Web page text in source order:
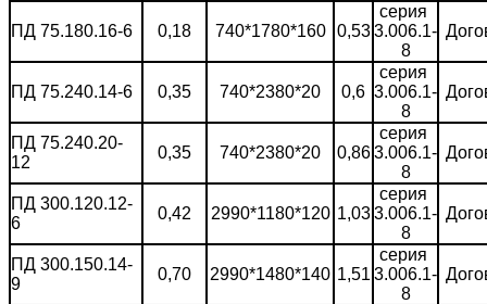
ПД 75.180.16-6 0,18 740*1780*160 0,53
серия
3.006.1-
8
ПД 75.240.14-6 0,35 740*2380*20 0,6
серия
3.006.1-
8
ПД 75.240.20-
12
0,35 740*2380*20 0,86
серия
3.006.1-
8
ПД 300.120.12-
6
0,42 2990*1180*120 1,03
серия
3.006.1-
8
ПД 300.150.14-
9
0,70 2990*1480*140 1,51
серия
3.006.1-
8